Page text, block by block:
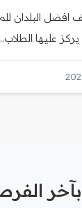
افضل البلدان
عليها